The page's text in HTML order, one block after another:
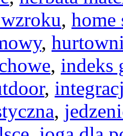
, home
,
, indeks
,
,